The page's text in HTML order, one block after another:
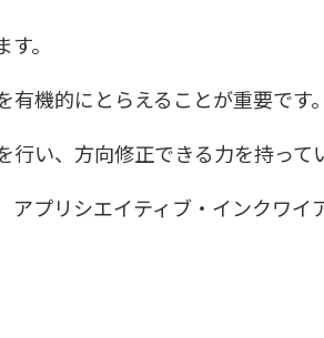
。
機的にとらえることが重要です。
い、方向修正できる力を持って
プリシエイティブ・インクワイ